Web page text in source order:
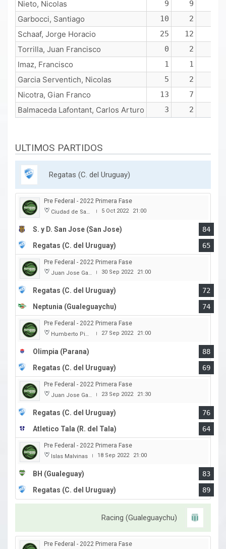
Nieto, Nicolas 9 9
Garbocci, Santiago 10 2
Schaaf, Jorge Horacio 25 12
Torrilla, Juan Francisco 0 2
Imaz, Francisco 1 1
Garcia Serventich, Nicolas 5 2
Nicotra, Gian Franco 13 7
Balmaceda Lafontant, Carlos Arturo 3 2
ULTIMOS PARTIDOS
Regatas (C. del Uruguay)
Pre Federal - 2022 Primera Fase
Ciudad de San Jose | 5 Oct 2022 21:00
S. y D. San Jose (San Jose)
84
Regatas (C. del Uruguay)
65
Pre Federal - 2022 Primera Fase
Juan Jose Garro | 30 Sep 2022 21:00
Regatas (C. del Uruguay)
72
Neptunia (Gualeguaychu)
74
Pre Federal - 2022 Primera Fase
Humberto Pietranera | 27 Sep 2022 21:00
Olimpia (Parana)
88
Regatas (C. del Uruguay)
69
Pre Federal - 2022 Primera Fase
Juan Jose Garro | 23 Sep 2022 21:30
Regatas (C. del Uruguay)
76
Atletico Tala (R. del Tala)
64
Pre Federal - 2022 Primera Fase
Islas Malvinas | 18 Sep 2022 21:00
BH (Gualeguay)
83
Regatas (C. del Uruguay)
89
Racing (Gualeguaychu)
Pre Federal - 2022 Primera Fase